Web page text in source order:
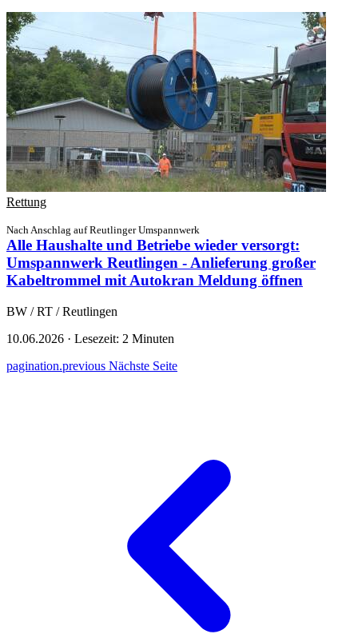
Rettung
Nach Anschlag auf Reutlinger Umspannwerk
Alle Haushalte und Betriebe wieder versorgt:
Umspannwerk Reutlingen - Anlieferung großer
Kabeltrommel mit Autokran Meldung öffnen
BW / RT / Reutlingen
10.06.2026 · Lesezeit: 2 Minuten
pagination.previous Nächste Seite